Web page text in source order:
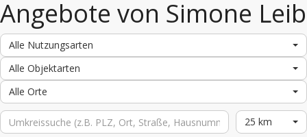
Angebote von Simone Leib
Alle Nutzungsarten
Alle Objektarten
Alle Orte
25 km